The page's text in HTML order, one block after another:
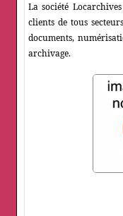
La société
clients de tous
documents,
archivage.